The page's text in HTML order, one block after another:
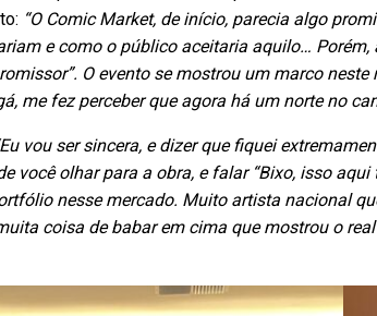
“O Comic Market, de início, parecia algo
e como o público aceitaria aquilo…
O evento se mostrou um marco
me fez perceber que agora há um norte no
vou ser sincera, e dizer que fiquei
olhar para a obra, e falar “Bixo, isso
nesse mercado. Muito artista nacional
coisa de babar em cima que mostrou o